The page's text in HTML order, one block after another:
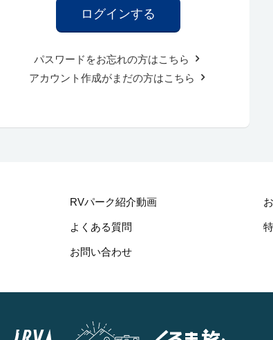
パスワードをお忘れの方はこちら
アカウント作成がまだの方はこちら
RVパーク紹介動画
よくある質問
お問い合わせ